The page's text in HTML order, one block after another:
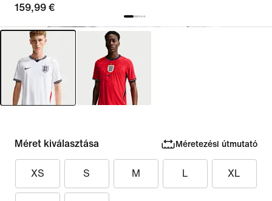
159,99 €
Méret kiválasztása Méretezési útmutató
XS S M L XL